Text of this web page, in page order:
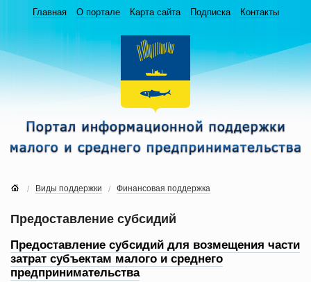
Главная О портале Карта сайта Подписка Контакты
Виды поддержки Финансовая поддержка
Предоставление субсидий
Предоставление субсидий для возмещения части
затрат субъектам малого и среднего
предпринимательства